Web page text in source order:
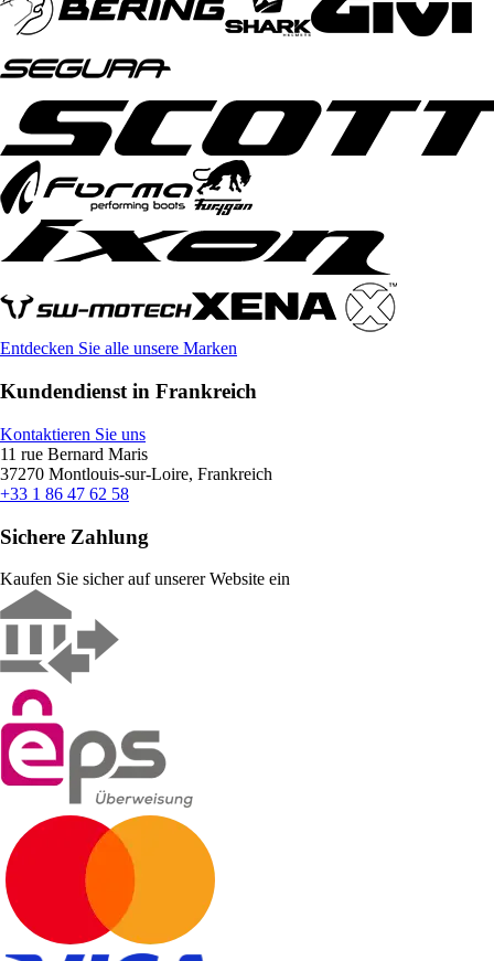
Entdecken Sie alle unsere Marken
Kundendienst in Frankreich
Kontaktieren Sie uns
11 rue Bernard Maris
37270 Montlouis-sur-Loire, Frankreich
+33 1 86 47 62 58
Sichere Zahlung
Kaufen Sie sicher auf unserer Website ein